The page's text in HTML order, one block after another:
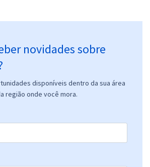
novidades sobre
disponíveis dentro da sua área
região onde você mora.